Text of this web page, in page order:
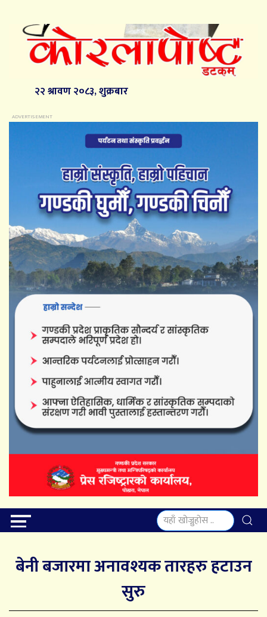
२२ श्रावण २०८३, शुक्रबार
बेनी बजारमा अनावश्यक तारहरु हटाउन
सुरु